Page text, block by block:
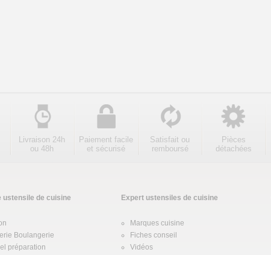
Livraison 24h
ou 48h
Paiement facile
et sécurisé
Satisfait ou
remboursé
Pièces
détachées
ustensile de cuisine
Boulangerie
préparation
Expert ustensiles de cuisine
Marques cuisine
Fiches conseil
Vidéos